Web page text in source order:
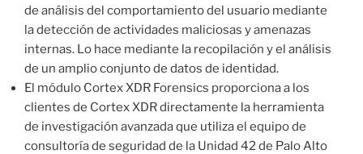
de análisis del comportamiento del usuario mediante
la detección de actividades maliciosas y amenazas
internas. Lo hace mediante la recopilación y el análisis
de un amplio conjunto de datos de identidad.
El módulo Cortex XDR Forensics proporciona a los
clientes de Cortex XDR directamente la herramienta
de investigación avanzada que utiliza el equipo de
consultoría de seguridad de la Unidad 42 de Palo Alto